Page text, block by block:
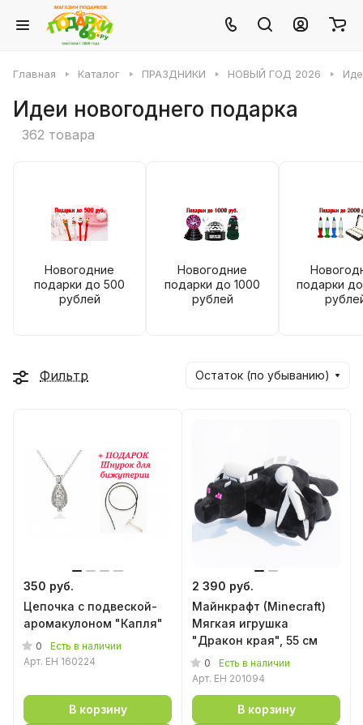
Главная Каталог ПРАЗДНИКИ НОВЫЙ ГОД 2026
Идеи новогоднего подарка
362 товара
Новогодние
подарки до 500
рублей
Новогодние
подарки до 1000
рублей
подарки
Фильтр Остаток (по убыванию)
350 руб.
Цепочка с подвеской-
аромакулоном "Капля"
0
Есть в наличии
Арт. EH 160224
В корзину
2 390 руб.
Майнкрафт (Minecraft)
Мягкая игрушка
"Дракон края", 55 см
0
Есть в наличии
Арт. EH 201094
В корзину